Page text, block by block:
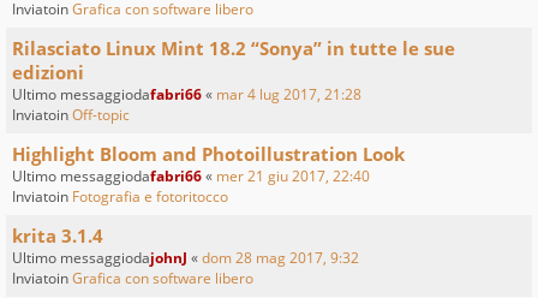
InviatoinGrafica con software libero
Rilasciato Linux Mint 18.2 “Sonya” in tutte le sue
edizioni
Ultimo messaggiodafabri66« mar 4 lug 2017, 21:28
InviatoinOff-topic
Highlight Bloom and Photoillustration Look
Ultimo messaggiodafabri66« mer 21 giu 2017, 22:40
Inviatoin Fotografia e fotoritocco
krita 3.1.4
Ultimo messaggiodajohnJ «dom 28 mag 2017, 9:32
InviatoinGrafica con software libero